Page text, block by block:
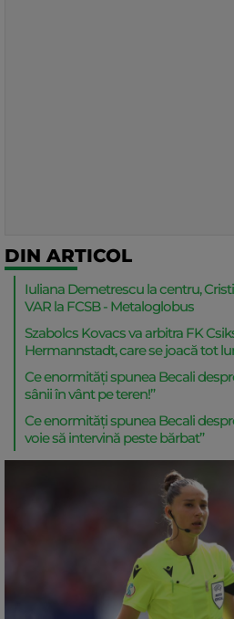
DIN ARTICOL
Iuliana Demetrescu la centru,
VAR la FCSB - Metaloglobus
Szabolcs Kovacs va arbitra FK
Hermannstadt, care se joacă tot
Ce enormități spunea Becali
sânii în vânt pe teren!”
Ce enormități spunea Becali
voie să intervină peste bărbat”